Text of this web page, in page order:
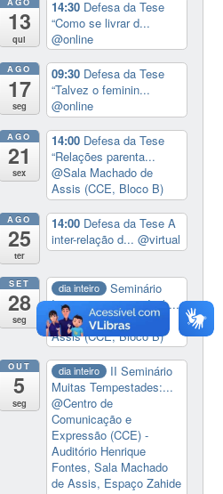
13
qui
14:30 Defesa da Tese
“Como se livrar d...
@online
AGO
17
seg
09:30 Defesa da Tese
“Talvez o feminin...
@online
AGO
21
sex
14:00 Defesa da Tese
“Relações parenta...
@Sala Machado de
Assis (CCE, Bloco B)
AGO
25
ter
14:00 Defesa da Tese A
inter-relação d...@virtual
SET
28
seg
dia inteiro
Seminário
Imaginar o impossível ...
@Sala Machado de
Assis (CCE, Bloco B)
OUT
5
seg
dia inteiro
II Seminário
Muitas Tempestades:...
@Centro de
Comunicação e
Expressão (CCE) -
Auditório Henrique
Fontes, Sala Machado
de Assis, Espaço Zahide